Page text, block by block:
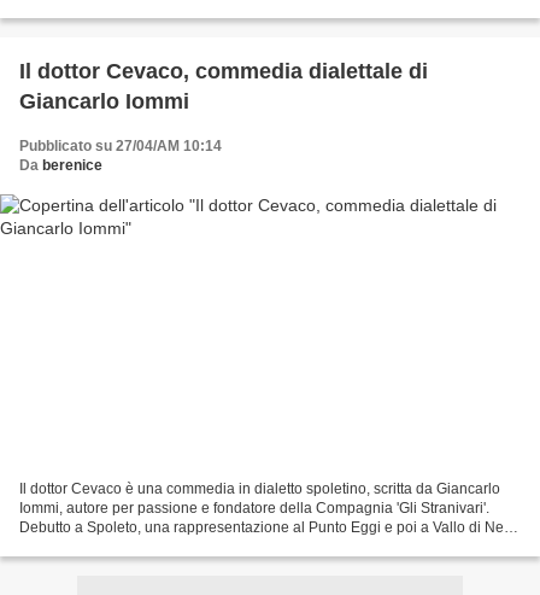
Il dottor Cevaco, commedia dialettale di
Giancarlo Iommi
Pubblicato su 27/04/AM 10:14
Da berenice
Il dottor Cevaco è una commedia in dialetto spoletino, scritta da Giancarlo
Iommi, autore per passione e fondatore della Compagnia 'Gli Stranivari'.
Debutto a Spoleto, una rappresentazione al Punto Eggi e poi a Vallo di Nera